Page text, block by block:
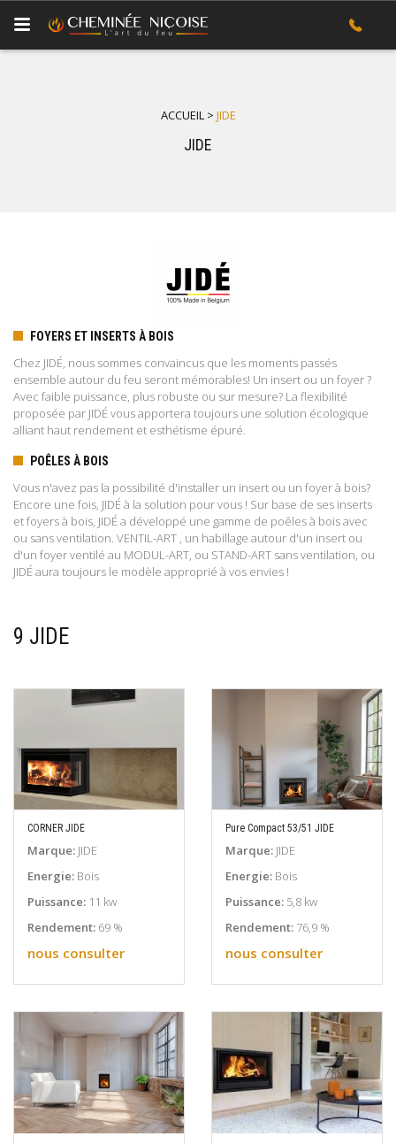
ACCUEIL> JIDE
JIDE
FOYERS ET INSERTS À BOIS
Chez JIDÉ, nous sommes convaincus que les moments passés
ensemble autour du feu seront mémorables! Un insert ou un foyer ?
Avec faible puissance, plus robuste ou sur mesure? La flexibilité
proposée par JIDÉ vous apportera toujours une solution écologique
alliant haut rendement et esthétisme épuré.
POÊLES À BOIS
Vous n'avez pas la possibilité d'installer un insert ou un foyer à bois?
Encore une fois, JIDÉ à la solution pour vous ! Sur base de ses inserts
et foyers à bois, JIDÉ a développé une gamme de poêles à bois avec
ou sans ventilation. VENTIL-ART , un habillage autour d'un insert ou
d'un foyer ventilé au MODUL-ART, ou STAND-ART sans ventilation, ou
JIDÉ aura toujours le modèle approprié à vos envies !
9 JIDE
EN SAVOIR PLUS
CORNER JIDE
Marque: JIDE
Energie: Bois
Puissance: 11 kw
Rendement: 69 %
nous consulter
EN SAVOIR PLUS
Pure Compact 53/51 JIDE
Marque: JIDE
Energie: Bois
Puissance: 5,8 kw
Rendement: 76,9 %
nous consulter